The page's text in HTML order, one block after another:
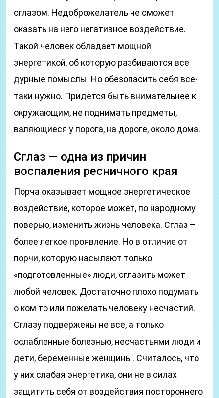
сглазом. Недоброжелатель не сможет
оказать на него негативное воздействие.
Такой человек обладает мощной
энергетикой, об которую разбиваются все
дурные помыслы. Но обезопасить себя все-
таки нужно. Придется быть внимательнее к
окружающим, не поднимать предметы,
валяющиеся у порога, на дороге, около дома.
Сглаз — одна из причин
воспаления ресничного края
Порча оказывает мощное энергетическое
воздействие, которое может, по народному
поверью, изменить жизнь человека. Сглаз –
более легкое проявление. Но в отличие от
порчи, которую насылают только
«подготовленные» люди, сглазить может
любой человек. Достаточно плохо подумать
о ком то или пожелать человеку несчастий.
Сглазу подвержены не все, а только
ослабленные болезнью, несчастьями люди и
дети, беременные женщины. Считалось, что
у них слабая энергетика, они не в силах
защитить себя от воздействия постороннего